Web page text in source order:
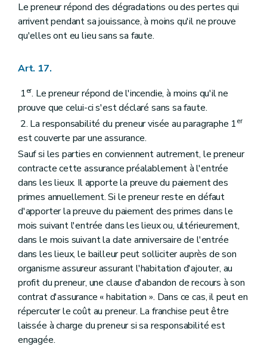
Le preneur répond des dégradations ou des pertes qui
arrivent pendant sa jouissance, à moins qu'il ne prouve
qu'elles ont eu lieu sans sa faute.
Art. 17.
1er. Le preneur répond de l'incendie, à moins qu'il ne
prouve que celui-ci s'est déclaré sans sa faute.
2. La responsabilité du preneur visée au paragraphe 1er
est couverte par une assurance.
Sauf si les parties en conviennent autrement, le preneur
contracte cette assurance préalablement à l'entrée
dans les lieux. Il apporte la preuve du paiement des
primes annuellement. Si le preneur reste en défaut
d'apporter la preuve du paiement des primes dans le
mois suivant l'entrée dans les lieux ou, ultérieurement,
dans le mois suivant la date anniversaire de l'entrée
dans les lieux, le bailleur peut solliciter auprès de son
organisme assureur assurant l'habitation d'ajouter, au
profit du preneur, une clause d'abandon de recours à son
contrat d'assurance « habitation ». Dans ce cas, il peut en
répercuter le coût au preneur. La franchise peut être
laissée à charge du preneur si sa responsabilité est
engagée.